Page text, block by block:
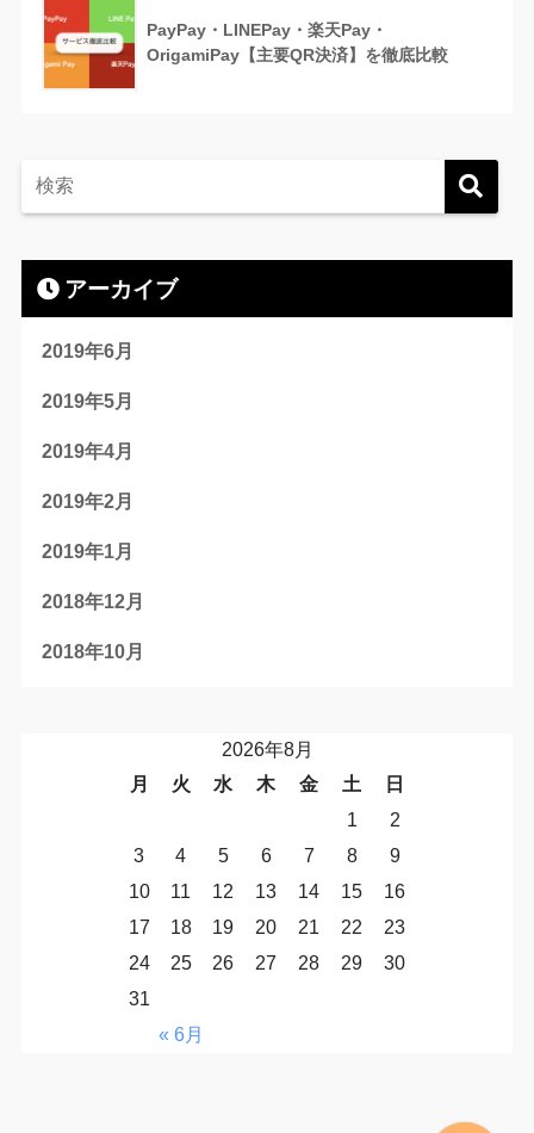
PayPay・LINEPay・楽天Pay・
OrigamiPay【主要QR決済】を徹底比較
アーカイブ
2019年6月
2019年5月
2019年4月
2019年2月
2019年1月
2018年12月
2018年10月
2026年8月
月
火 水 木 金 土 日
« 6月
1
2
3
4 5 6 7 8
9
10
11 12 13 14 15
16
17
18 19 20 21 22
23
24
25 26 27 28 29
30
31